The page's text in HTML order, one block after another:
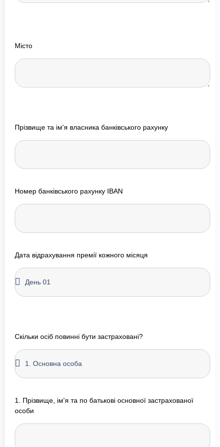
Місто
Прізвище та ім'я власника банківського рахунку
Номер банківського рахунку IBAN
Дата відрахування премії кожного місяця
Скільки осіб повинні бути застраховані?
1. Прізвище, ім'я та по батькові основної застрахованої
особи